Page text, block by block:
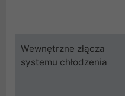
Wewnętrzne złącza
systemu chłodzenia